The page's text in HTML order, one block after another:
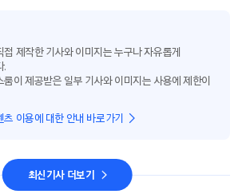
제작한 기사와 이미지는 누구나 자유롭게
.
이 제공받은 일부 기사와 이미지는 사용에 제한이
이용에 대한 안내 바로가기
최신기사 더보기